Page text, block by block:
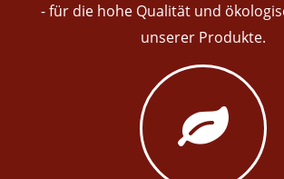
- für die hohe Qualität und
unserer Produkte.